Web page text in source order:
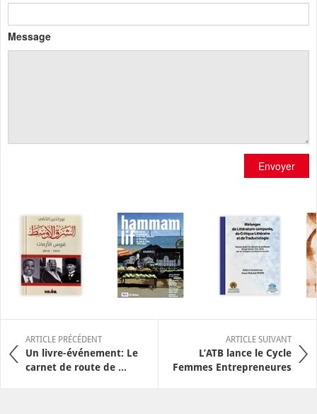
Message
Envoyer
ARTICLE PRÉCÉDENT
Un livre-événement: Le
carnet de route de ...
ARTICLE SUIVANT
L’ATB lance le Cycle
Femmes Entrepreneures